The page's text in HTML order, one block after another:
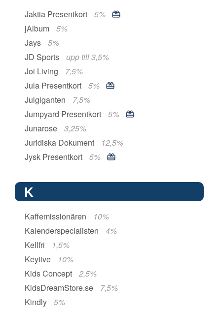
Jaktia Presentkort
5%
jAlbum
5%
Jays
5%
JD Sports
upp till 3,5%
Joi Living
7,5%
Jula Presentkort
5%
Julgiganten
7,5%
Jumpyard Presentkort
5%
Junarose
3,25%
Juridiska Dokument
12,5%
Jysk Presentkort
5%
K
Kaffemissionären
10%
Kalenderspecialisten
4%
Kellfri
1,5%
Keytive
10%
Kids Concept
2,5%
KidsDreamStore.se
7,5%
Kindly
5%